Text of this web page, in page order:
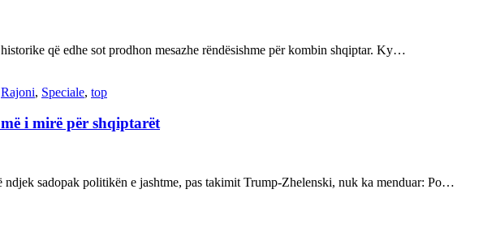
që edhe sot prodhon mesazhe rëndësishme për kombin shqiptar. Ky…
Rajoni, Speciale, top
i mirë për shqiptarët
sadopak politikën e jashtme, pas takimit Trump-Zhelenski, nuk ka menduar: Po…